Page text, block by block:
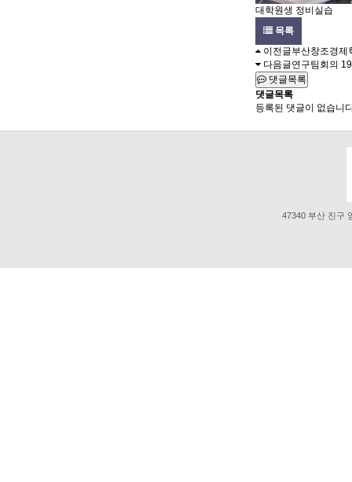
대학원생 정비실습
목록
이전글부산창조경제
다음글연구팀회의
댓글목록
댓글목록
등록된 댓글이 없습니
47340 부산 진구